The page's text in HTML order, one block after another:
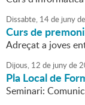
Dissabte, 14de junyde
Curs de
Adreçat a joves
Dijous, 12 de junyde
Pla Local de
Seminari: